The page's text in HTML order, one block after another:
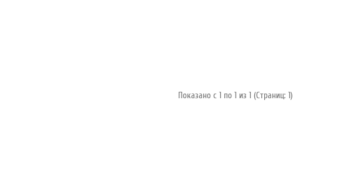
Показано с 1 по 1 из 1 (Страниц: 1)